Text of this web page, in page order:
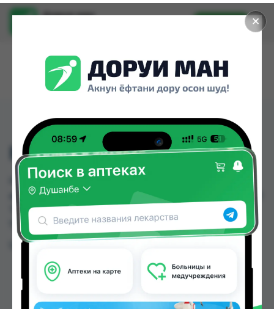
✕
Доруи ман
Установить
НЕЛАТОН №12
НЕЛАТОН №12 можно купить или заказать в
аптеках, Арча, Арча (медтехник) по цене от 10.00
TJS до 10.00 TJS в Душанбе и других городах
Таджикистана
Цена: от
10.00 TJS